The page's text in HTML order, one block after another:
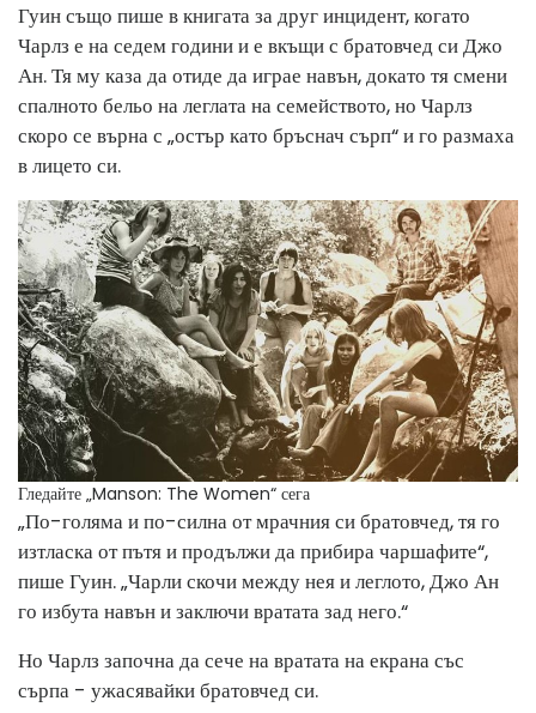
Гуин също пише в книгата за друг инцидент, когато
Чарлз е на седем години и е вкъщи с братовчед си Джо
Ан. Тя му каза да отиде да играе навън, докато тя смени
спалното бельо на леглата на семейството, но Чарлз
скоро се върна с „остър като бръснач сърп“ и го размаха
в лицето си.
Гледайте „Manson: The Women“ сега
„По-голяма и по-силна от мрачния си братовчед, тя го
изтласка от пътя и продължи да прибира чаршафите“,
пише Гуин. „Чарли скочи между нея и леглото, Джо Ан
го избута навън и заключи вратата зад него.“
Но Чарлз започна да сече на вратата на екрана със
сърпа - ужасявайки братовчед си.